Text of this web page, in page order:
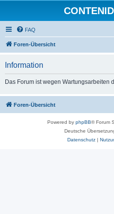
FAQ
Foren-Übersicht
Information
Das Forum ist wegen Wartungsarbeiten
Foren-Übersicht
Powered by phpBB® Forum
Deutsche
Datenschutz|